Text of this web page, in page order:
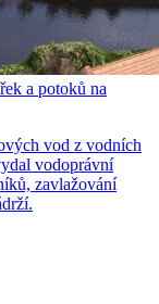
a potoků na
vod z vodních
vodoprávní
zavlažování